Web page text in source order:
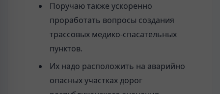
Поручаю также ускоренно
проработать вопросы создания
трассовых медико-спасательных
пунктов.
Их надо расположить на аварийно
опасных участках дорог